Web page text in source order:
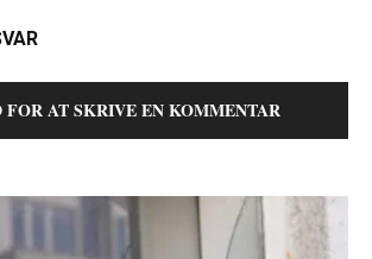
FOR AT SKRIVE EN KOMMENTAR